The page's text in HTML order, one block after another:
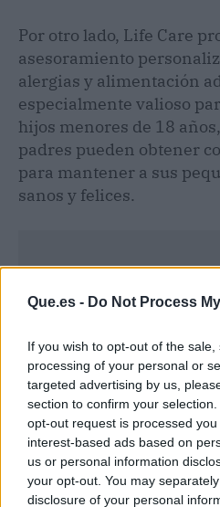
Que.es - Do Not Process
If you wish to opt-out of the
processing of your personal or
targeted advertising by us,
section to confirm your
opt-out request is processed
interest-based ads based on
us or personal information
your opt-out. You may
disclosure of your personal
Por otro lado, Life Care
asesoramiento
alergias y alimentación
especialmente valioso
hijos menores de 18
padres pueden obtener
para mantener a sus
sanos y felices.